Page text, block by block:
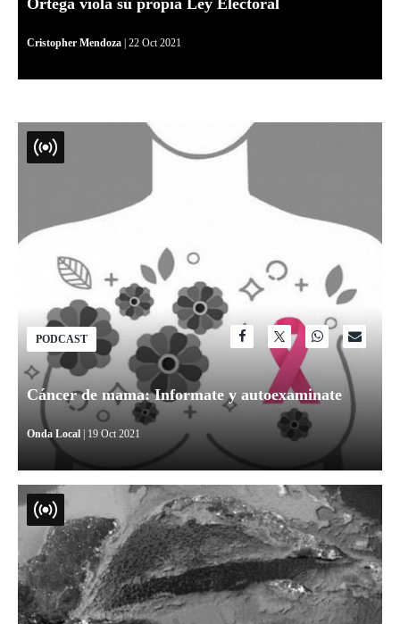
Ortega viola su propia Ley Electoral
Cristopher Mendoza | 22 Oct 2021
PODCAST
Cáncer de mama: Informate y autoexaminate
Onda Local | 19 Oct 2021